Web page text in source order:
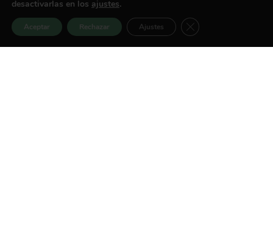
desactivarlas en los ajustes.
Aceptar Rechazar Ajustes Cerrar el banner de